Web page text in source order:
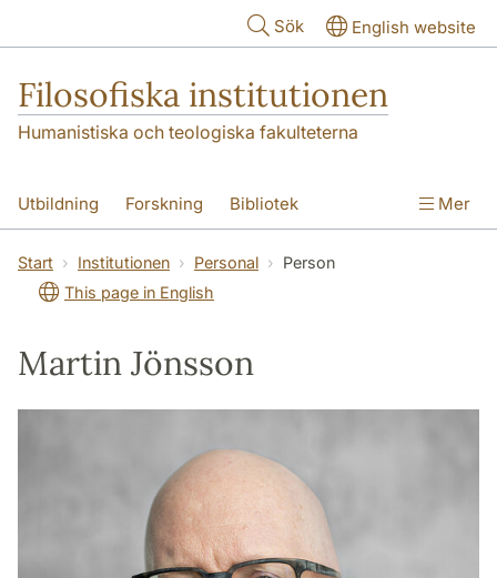
Sök English website
Filosofiska institutionen
Humanistiska och teologiska fakulteterna
Utbildning Forskning Bibliotek
Personal Kontakt Institutionen
Mer
Start Institutionen Personal
Person
This page in English
Martin Jönsson